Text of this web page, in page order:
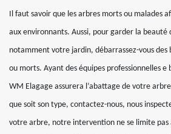
Il faut savoir que les arbres morts ou malades
aux environnants. Aussi, pour garder la beauté
notamment votre jardin, débarrassez-vous des
ou morts. Ayant des équipes professionnelles e
WM Elagage assurera l’abattage de votre
que soit son type, contactez-nous, nous
votre arbre, notre intervention ne se limite pas